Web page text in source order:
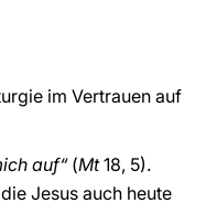
LATINE
im Vertrauen auf
auf“(Mt18, 5).
Jesus auch heute